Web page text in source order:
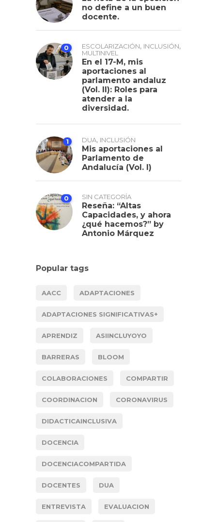
no define a un buen
docente.
0 ESCOLARIZACIÓN, INCLUSIÓN,
MULTINIVEL
En el 17-M, mis
aportaciones al
parlamento andaluz
(Vol. II): Roles para
atender a la
diversidad.
1 DUA, INCLUSIÓN
Mis aportaciones al
Parlamento de
Andalucía (Vol. I)
0 SIN CATEGORÍA
Reseña: “Altas
Capacidades, y ahora
¿qué hacemos?” by
Antonio Márquez
Popular tags
AACC ADAPTACIONES
ADAPTACIONES SIGNIFICATIVAS+
APRENDIZ ASIINCLUYOYO
BARRERAS BLOOM
COLABORACIONES COMPARTIR
COORDINACION CORONAVIRUS
DIDACTICAINCLUSIVA
DOCENCIA
DOCENCIACOMPARTIDA
DOCENTES DUA
ENTREVISTA EVALUACION